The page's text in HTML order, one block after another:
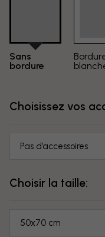
Sans
bordure
Choisissez vos
Pas d’accessoires
Choisir la taille:
50x70 cm